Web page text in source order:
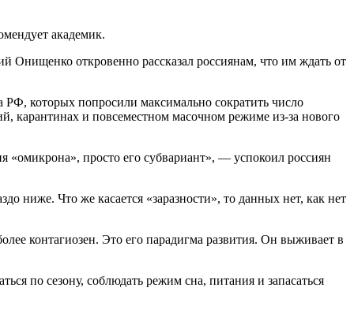
академик.
Онищенко откровенно рассказал россиянам, что им ждать от
РФ, которых попросили максимально сократить число
карантинах и повсеместном масочном режиме из-за нового
просто его субвариант», — успокоил россиян
ниже. Что же касается «заразности», то данных нет, как нет
контагиозен. Это его парадигма развития. Он выживает в
по сезону, соблюдать режим сна, питания и запасаться